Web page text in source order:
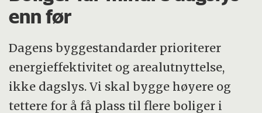
nattmodus på mobil og nettbrett.
spekter hvis du kan.
enn før
Dagens byggestandarder prioriterer
energieffektivitet og arealutnyttelse,
ikke dagslys. Vi skal bygge høyere og
tettere for å få plass til flere boliger i